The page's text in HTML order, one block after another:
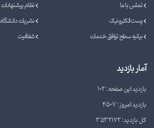
تماس با ما
نظام پیشنهادات
پست الکترونیک
نشریات دانشگاه
بیانیه سطح توافق خدمات
شفافیت
آمار بازدید
بازدید این صفحه: 102
بازدید امروز: 4507
کل بازدید: 3532172